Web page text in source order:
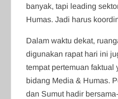
banyak, tapi leading
Humas. Jadi harus
Dalam waktu dekat,
digunakan rapat hari ini
tempat pertemuan faktual
bidang Media & Humas.
dan Sumut hadir